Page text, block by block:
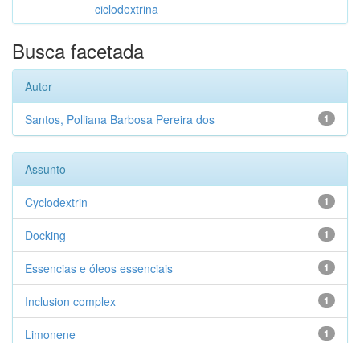
ciclodextrina
Busca facetada
Autor
1
Santos, Polliana Barbosa Pereira dos
Assunto
1
Cyclodextrin
1
Docking
1
Essencias e óleos essenciais
1
Inclusion complex
1
Limonene